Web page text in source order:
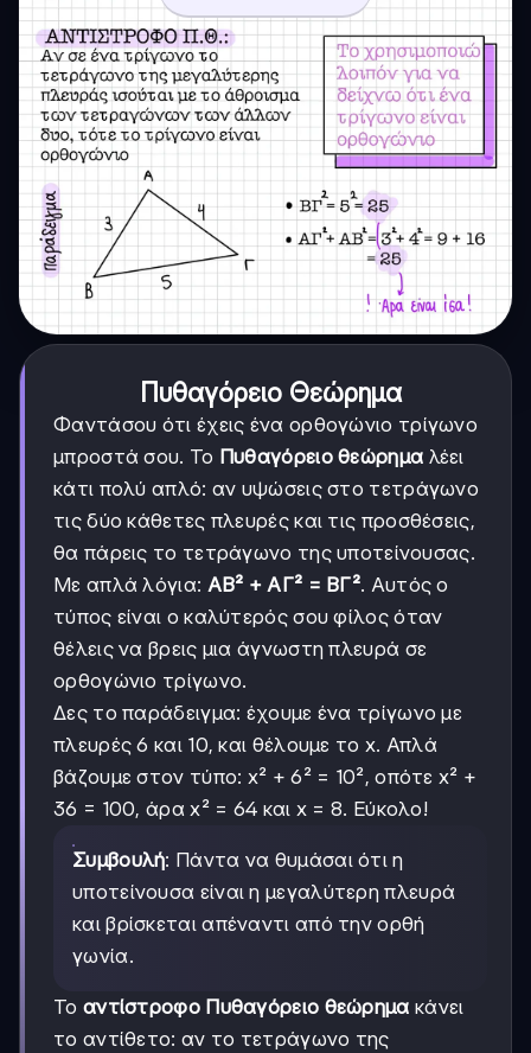
Πυθαγόρειο Θεώρημα
Φαντάσου ότι έχεις ένα ορθογώνιο τρίγωνο
μπροστά σου. Το Πυθαγόρειο θεώρημα λέει
κάτι πολύ απλό: αν υψώσεις στο τετράγωνο
τις δύο κάθετες πλευρές και τις προσθέσεις,
θα πάρεις το τετράγωνο της υποτείνουσας.
Με απλά λόγια: ΑΒ² + ΑΓ² = ΒΓ². Αυτός ο
τύπος είναι ο καλύτερός σου φίλος όταν
θέλεις να βρεις μια άγνωστη πλευρά σε
ορθογώνιο τρίγωνο.
Δες το παράδειγμα: έχουμε ένα τρίγωνο με
πλευρές 6 και 10, και θέλουμε το x. Απλά
βάζουμε στον τύπο: x² + 6² = 10², οπότε x² +
36 = 100, άρα x² = 64 και x = 8. Εύκολο!
Συμβουλή: Πάντα να θυμάσαι ότι η
υποτείνουσα είναι η μεγαλύτερη πλευρά
και βρίσκεται απέναντι από την ορθή
γωνία.
Το αντίστροφο Πυθαγόρειο θεώρημα κάνει
το αντίθετο: αν το τετράγωνο της